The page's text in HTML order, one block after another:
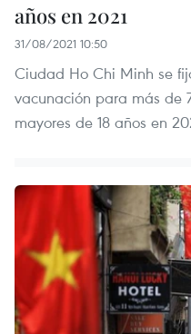
años en 2021
31/08/2021 10:50
Ciudad Ho Chi Minh se
vacunación para más de
mayores de 18 años en